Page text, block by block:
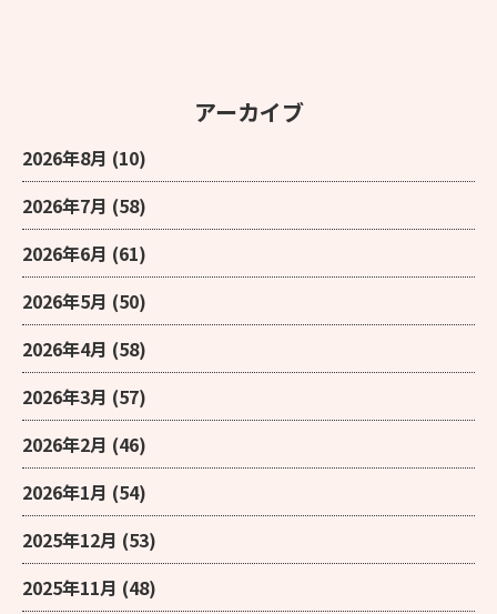
アーカイブ
2026年8月 (10)
2026年7月 (58)
2026年6月 (61)
2026年5月 (50)
2026年4月 (58)
2026年3月 (57)
2026年2月 (46)
2026年1月 (54)
2025年12月 (53)
2025年11月 (48)